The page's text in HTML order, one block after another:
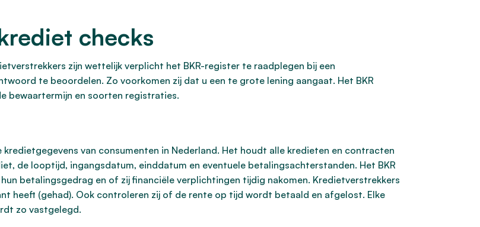
checks
zijn wettelijk verplicht het BKR-register te raadplegen bij een
te beoordelen. Zo voorkomen zij dat u een te grote lening aangaat. Het BKR
bewaartermijn en soorten registraties.
van consumenten in Nederland. Het houdt alle kredieten en contracten
de looptijd, ingangsdatum, einddatum en eventuele betalingsachterstanden. Het BKR
betalingsgedrag en of zij financiële verplichtingen tijdig nakomen. Kredietverstrekkers
heeft (gehad). Ook controleren zij of de rente op tijd wordt betaald en afgelost. Elke
zo vastgelegd.